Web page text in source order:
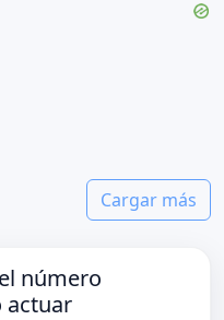
Cargar más
número
actuar